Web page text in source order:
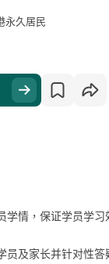
永久居民
情，保证学员学习
及家长并针对性答